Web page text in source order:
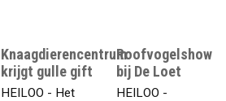
Knaagdierencentrum
krijgt gulle gift
HEILOO - Het
Roofvogelshow
bij De Loet
HEILOO -